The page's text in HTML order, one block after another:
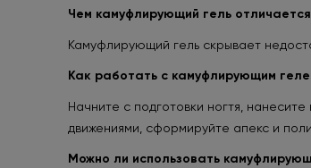
Чем камуфлирующий гель
Камуфлирующий гель скрывает
Как работать с камуфлирующим
Начните с подготовки ногтя,
движениями, сформируйте апекс и
Можно ли использовать